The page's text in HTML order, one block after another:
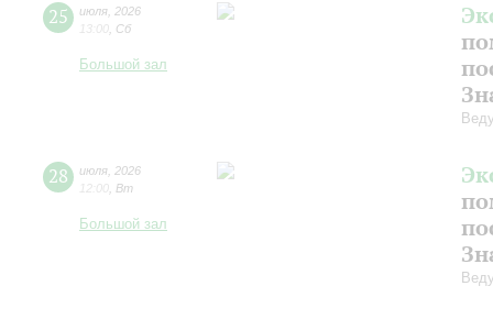
25 июля 2026
13:00 Сб
Большой зал
28 июля 2026
12:00 Вт
Большой зал